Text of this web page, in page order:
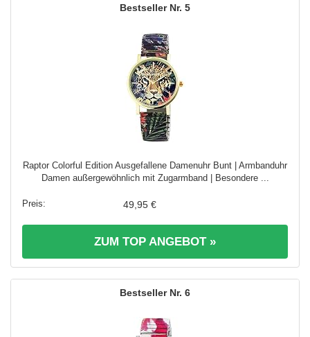
5
Raptor Colorful Edition Ausgefallene Damenuhr Bunt | Armbanduhr
Damen außergewöhnlich mit Zugarmband | Besondere ...
49,95 €
ZUM TOP ANGEBOT »
6